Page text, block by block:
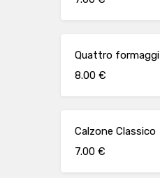
Quattro formaggi
8.00 €
Calzone Classico
7.00 €